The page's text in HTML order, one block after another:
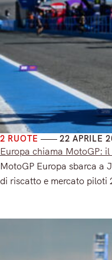
2 RUOTE 22 APRILE
Europa chiama MotoGP:
MotoGP Europa sbarca a
di riscatto e mercato piloti